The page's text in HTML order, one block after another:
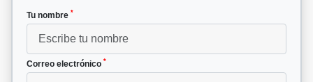
Tu nombre *
Correo electrónico *